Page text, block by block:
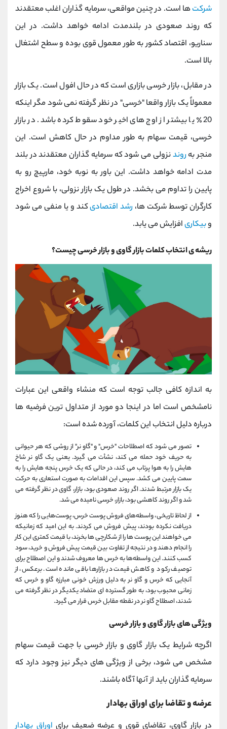
شرکتها است. در چنین مواقعی، سرمایه گذاران اغلب معتقدند
که روند صعودی در بلندمدت ادامه خواهد داشت. در این
سناریو، اقتصاد کشور به طور معمول قوی بوده و سطح اشتغال
بالا است.
در مقابل، بازار خرسی بازاری است که در حال افول است. یک بازار
معمولاً یک بازار واقعا "خرسی" در نظر گرفته نمی شود مگر اینکه
20٪ یا بیشتر از اوج های اخیر خود سقوط کرده باشد. در بازار
خرسی، قیمت سهام به طور مداوم در حال کاهش است. این
منجر به روندنزولی می شود که سرمایه گذاران معتقدند در بلند
مدت ادامه خواهد داشت. این باور به نوبه خود، مارپیچ رو به
پایین را تداوم می بخشد. در طول یک بازار نزولی، با شروع اخراج
کارگران توسط شرکت ها، رشد اقتصادیکند و یا منفی می شود
وبیکاریافزایش می یابد.
ریشه ی انتخاب کلمات بازار گاوی و بازار خرسی چیست؟
به اندازه کافی جالب توجه است که منشاء واقعی این عبارات
نامشخص است اما در اینجا دو مورد از متداول ترین فرضیه ها
درباره دلیل انتخاب این کلمات، آورده شده است:
تصور می شود که اصطلاحات "خرس" و "گاو نر" از روشی که هر حیوانی
به حریف خود حمله می کند، نشأت می گیرد. یعنی یک گاو نر شاخ
هایش را به هوا پرتاب می کند، در حالی که یک خرس پنجه هایش را به
سمت پایین می کشد. سپس این اقدامات به صورت استعاری به حرکت
یک بازار مرتبط شدند. اگر روند صعودی بود، بازار، گاوی در نظر گرفته می
شد و اگر روند کاهشی بود، بازار، خرسی نامیده می شد.
از لحاظ تاریخی، واسطه‌های فروش پوست خرس، پوست‌هایی را که هنوز
دریافت نکرده بودند، پیش فروش می کردند. به این امید که زمانیکه
می خواهند این پوست ها را از شکارچی ها بخرند، با قیمت کمتری این کار
را انجام دهند و در نتیجه از تفاوت بین قیمت پیش فروش و خرید، سود
کسب کنند. این واسطه‌ها به خرس ها معروف شدند و این اصطلاح برای
توصیف رکود و کاهش قیمت در بازارها باقی مانده است. برعکس، از
آنجایی که خرس و گاو نر به دلیل ورزش خونی مبارزه گاو و خرس که
زمانی محبوب بود، به طور گسترده ای متضاد یکدیگر در نظر گرفته می
شدند، اصطلاح گاو نر در نقطه مقابل خرس قرار می گیرد.
ویژگی های بازار گاوی و بازار خرسی
اگرچه شرایط یک بازار گاوی و بازار خرسی با جهت قیمت سهام
مشخص می شود، برخی از ویژگی های دیگر نیز وجود دارد که
سرمایه گذاران باید از آنها آگاه باشند.
عرضه و تقاضا برای اوراق بهادار
در بازار گاوی، تقاضای قوی و عرضه ضعیف برای اوراق بهادار